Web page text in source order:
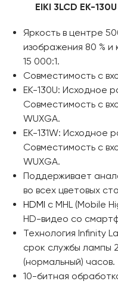
EIKI 3LCD EK-
Яркость в центре
изображения 80 %
15 000:1.
Совместимость с
EK-130U: Исходное
Совместимость с
WUXGA.
EK-131W: Исходное
Совместимость с
WUXGA.
Поддерживает
во всех цветовых
HDMI с MHL (Mobile
HD-видео со
Технология Infinity
срок службы лампы
(нормальный) часов.
10-битная